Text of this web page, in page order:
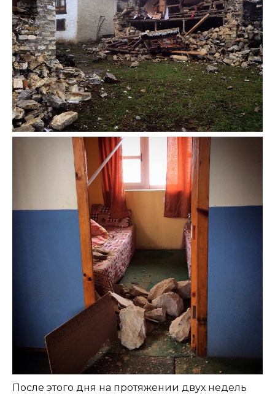
После этого дня на протяжении двух недель